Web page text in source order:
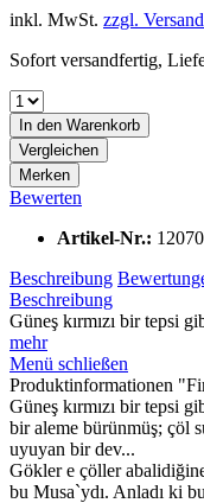
inkl. MwSt. zzgl.
Sofort versandfertig,
In den Warenkorb
Vergleichen
Merken
Bewerten
Artikel-Nr.:
Beschreibung
Beschreibung
Güneş kırmızı bir tepsi
mehr
Menü schließen
Produktinformationen
Güneş kırmızı bir tepsi
bir aleme bürünmüş; çöl
uyuyan bir dev...
Gökler e çöller
bu Musa`ydı. Anladı ki